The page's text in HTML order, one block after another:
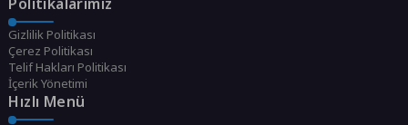
Gizlilik Politikası
Çerez Politikası
Telif Hakları Politikası
İçerik Yönetimi
Hızlı Menü